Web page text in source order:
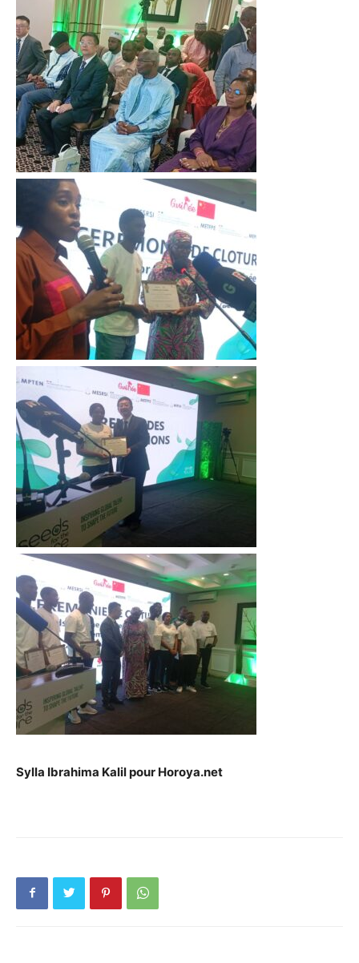
Sylla Ibrahima Kalil pour Horoya.net